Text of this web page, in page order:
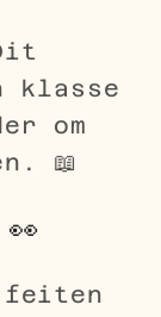
klasse
om
📖
👀
feiten